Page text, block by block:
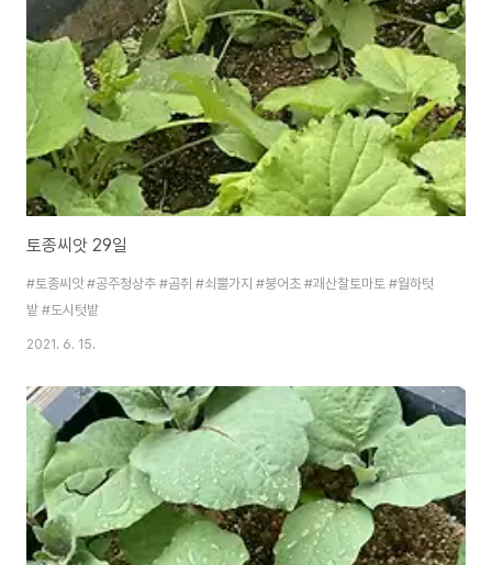
토종씨앗 29일
#토종씨앗 #공주청상추 #곰취 #쇠뿔가지 #붕어초 #괘산찰토마토 #월하텃
밭 #도시텃밭
2021. 6. 15.